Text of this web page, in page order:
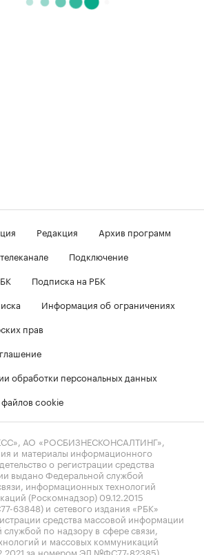
Редакция
Архив программ
Подключение
Подписка на РБК
Информация об ограничениях
прав
обработки персональных данных
cookie
АО «РОСБИЗНЕСКОНСАЛТИНГ»,
и материалы информационного
о регистрации средства
выдано Федеральной службой
информационных технологий
(Роскомнадзор) 09.12.2015
63848) и сетевого издания «РБК»
средства массовой информации
по надзору в сфере связи,
и массовых коммуникаций
за номером ЭЛ №ФС77-82385)